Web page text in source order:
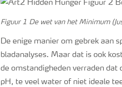
Figuur 1 De wet van het Minimum
De enige manier om gebrek aan
bladanalyses. Maar dat is ook
de omstandigheden verraden dat
pH, te veel water of niet ideale